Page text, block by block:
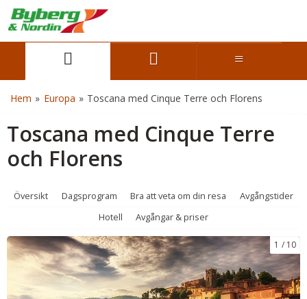
Hem » Europa » Toscana med Cinque Terre och Florens
Toscana med Cinque Terre
och Florens
Översikt Dagsprogram Bra att veta om din resa
Avgångstider
Hotell
Avgångar & priser
1 10